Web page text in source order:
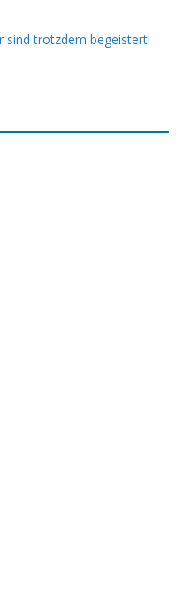
sind trotzdem begeistert!